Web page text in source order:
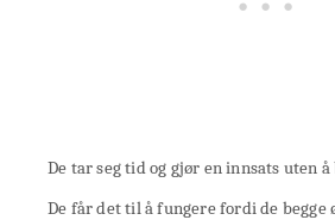
De tar seg tid og gjør en innsats uten
De får det til å fungere fordi de begge